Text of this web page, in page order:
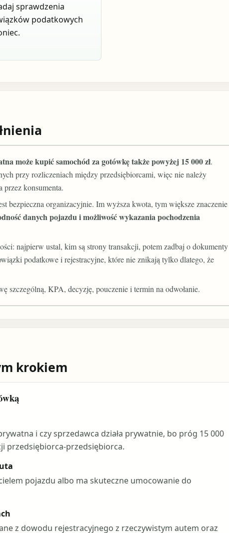
sprawdzenia
podatkowych
może kupić samochód za gotówkę także powyżej 15 000 zł.
przy rozliczeniach między przedsiębiorcami, więc nie należy
przez konsumenta.
bezpieczna organizacyjnie. Im wyższa kwota, tym większe znaczenie
danych pojazdu i możliwość wykazania pochodzenia
najpierw ustal, kim są strony transakcji, potem zadbaj o dokumenty
podatkowe i rejestracyjne, które nie znikają tylko dlatego, że
szczególną, KPA, decyzję, pouczenie i termin na odwołanie.
krokiem
i czy sprzedawca działa prywatnie, bo próg 15 000
przedsiębiorca-przedsiębiorca.
pojazdu albo ma skuteczne umocowanie do
z dowodu rejestracyjnego z rzeczywistym autem oraz